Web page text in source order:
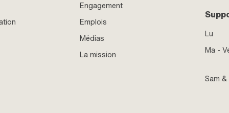
Engagement
Emplois
Médias
La mission
Lu
Ma -
Sam